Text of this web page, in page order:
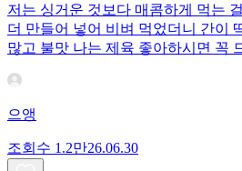
저는 싱거운 것보다 매콤하게 먹는
더 만들어 넣어 비벼 먹었더니 간이
많고 불맛 나는 제육 좋아하시면 꼭
으앵
조회수 1.2만26.06.30